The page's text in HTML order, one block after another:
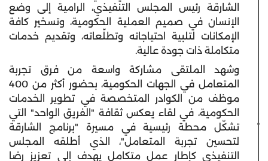
الشارقة رئيس المجلس التنفيذي، الرامية إلى وضع
الإنسان في صميم العملية الحكومية، وتسخير كافة
الإمكانات لتلبية احتياجاته وتطلّعاته، وتقديم خدمات
متكاملة ذات جودة عالية.
وشهد الملتقى مشاركة واسعة من فرق تجربة
المتعامل في الجهات الحكومية، بحضور أكثر من 400
موظف من الكوادر المتخصصة في تطوير الخدمات
الحكومية، في لقاء يعكس ثقافة "الفريق الواحد" التي
تشكّل محطة رئيسية في مسيرة "برنامج الشارقة
لتحسين تجربة المتعامل"، الذي أطلقه المجلس
التنفيذي كإطار عمل متكامل يهدف إلى تعزيز رضا